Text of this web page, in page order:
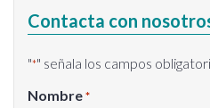
Contacta con
"*" señala los campos
Nombre *